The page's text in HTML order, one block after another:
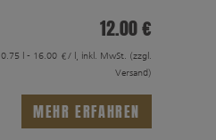
12.00 €
0.75 l - 16.00 €/ l, inkl. MwSt. (zzgl.
Versand)
MEHR ERFAHREN